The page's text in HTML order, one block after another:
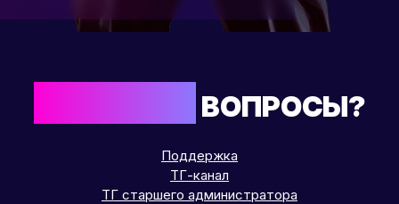
ВОПРОСЫ?
Поддержка
ТГ-канал
ТГ старшего администратора